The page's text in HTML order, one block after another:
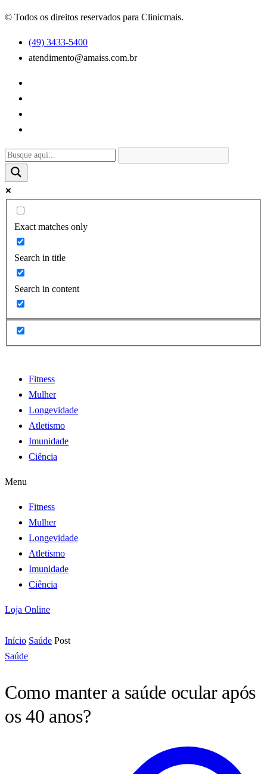
© Todos os direitos reservados para Clinicmais.
(49) 3433-5400
atendimento@amaiss.com.br
Exact matches only
Search in title
Search in content
Fitness
Mulher
Longevidade
Atletismo
Imunidade
Ciência
Menu
Fitness
Mulher
Longevidade
Atletismo
Imunidade
Ciência
Loja Online
Início Saúde Post
Saúde
Como manter a saúde ocular após
os 40 anos?